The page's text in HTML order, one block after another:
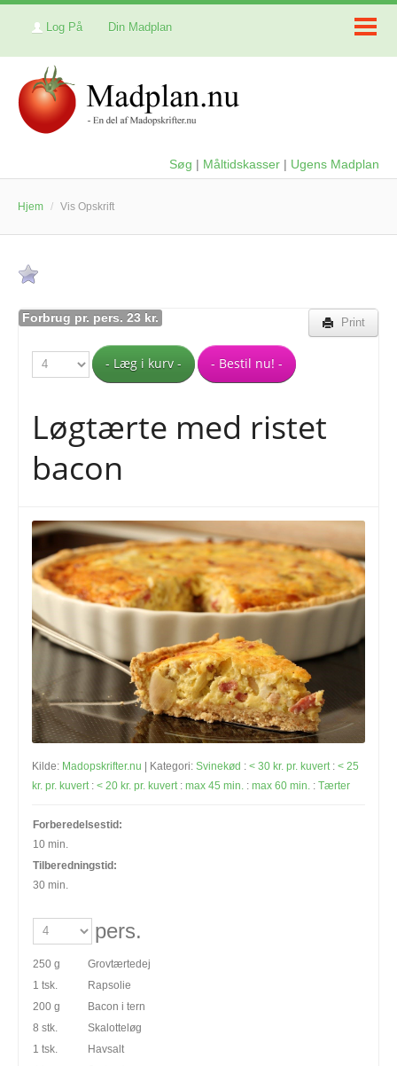
Log På Din Madplan
Søg | Måltidskasser | Ugens Madplan
Hjem / Vis Opskrift
Forbrug pr. pers. 23 kr. Print
- Læg i kurv - - Bestil nu! -
Løgtærte med ristet
bacon
Kilde: Madopskrifter.nu | Kategori: Svinekød : < 30 kr. pr. kuvert : < 25
kr. pr. kuvert : < 20 kr. pr. kuvert : max 45 min. : max 60 min. : Tærter
Forberedelsestid:
10 min.
Tilberedningstid:
30 min.
pers.
250 g
Grovtærtedej
1 tsk.
Rapsolie
200 g
Bacon i tern
8 stk.
Skalotteløg
1 tsk.
Havsalt